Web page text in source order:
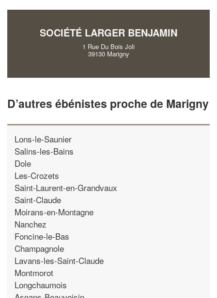
SOCIÉTÉ LARGER BENJAMIN
1 Rue Du Bois Joli
39130 Marigny
D’autres ébénistes proche de Marigny
Lons-le-Saunier
Salins-les-Bains
Dole
Les-Crozets
Saint-Laurent-en-Grandvaux
Saint-Claude
Moirans-en-Montagne
Nanchez
Foncine-le-Bas
Champagnole
Lavans-les-Saint-Claude
Montmorot
Longchaumois
nouveaux clients!
En savoir plus